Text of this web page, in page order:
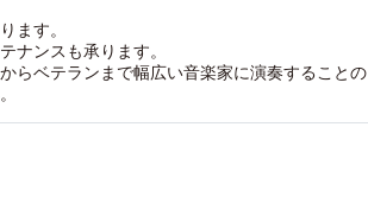
ます。
ナンスも承ります。
らベテランまで幅広い音楽家に演奏することの